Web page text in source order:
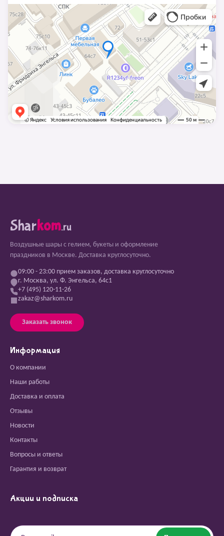
Sharkom.ru
Воздушные шары с гелием, букеты и оформление
праздников в Москве. Доставка круглосуточно.
09:00 - 23:00 прием заказов, доставка круглосуточно
г. Москва, ул. Ф. Энгельса, 64с1
+7 (495) 120-11-26
zakaz@sharkom.ru
Заказать звонок
Информация
О компании
Наши работы
Доставка и оплата
Отзывы
Новости
Контакты
Вопросы и ответы
Гарантия и возврат
Акции и подписка